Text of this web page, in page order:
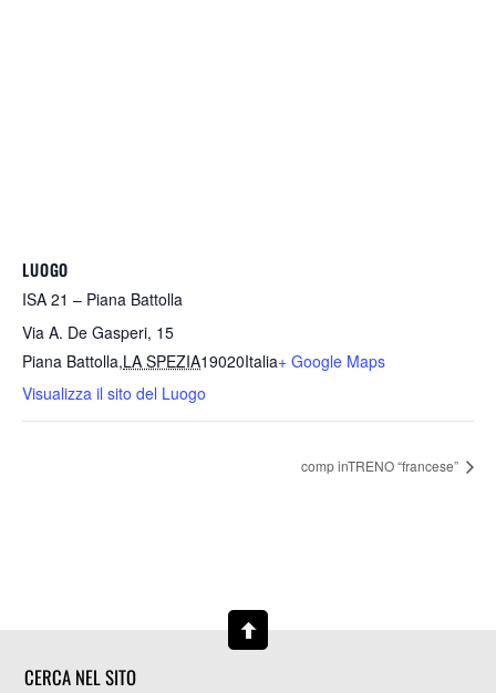
LUOGO
ISA 21 – Piana Battolla
Via A. De Gasperi, 15
Piana Battolla,LA SPEZIA19020Italia+ Google Maps
Visualizza il sito del Luogo
comp inTRENO “francese”
CERCA NEL SITO